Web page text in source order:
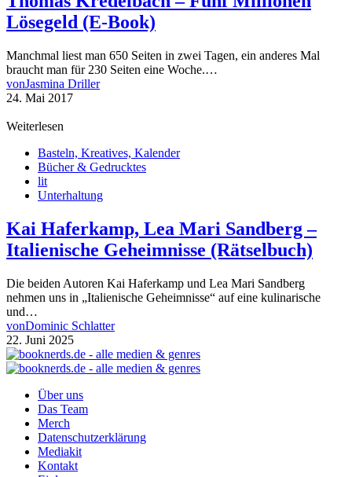
Lösegeld (E-Book)
Manchmal liest man 650 Seiten in zwei Tagen, ein anderes Mal
braucht man für 230 Seiten eine Woche.…
vonJasmina Driller
24. Mai 2017
Weiterlesen
Basteln, Kreatives, Kalender
Bücher & Gedrucktes
lit
Unterhaltung
Kai Haferkamp, Lea Mari Sandberg –
Italienische Geheimnisse (Rätselbuch)
Die beiden Autoren Kai Haferkamp und Lea Mari Sandberg
nehmen uns in „Italienische Geheimnisse“ auf eine kulinarische
und…
vonDominic Schlatter
22. Juni 2025
Über uns
Das Team
Merch
Datenschutzerklärung
Mediakit
Kontakt